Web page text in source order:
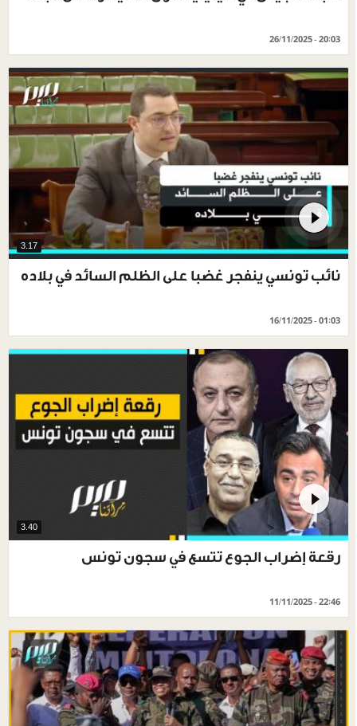
26/11/2025 - 20:03
3.17
نائب تونسي ينفجر غضبا على الظلم السائد في بلاده
16/11/2025 - 01:03
3.40
رقعة إضراب الجوع تتسع في سجون تونس
11/11/2025 - 22:46